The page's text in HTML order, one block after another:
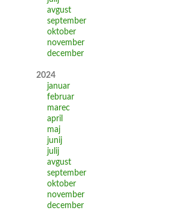
avgust
september
oktober
november
december
2024
januar
februar
marec
april
maj
junij
julij
avgust
september
oktober
november
december